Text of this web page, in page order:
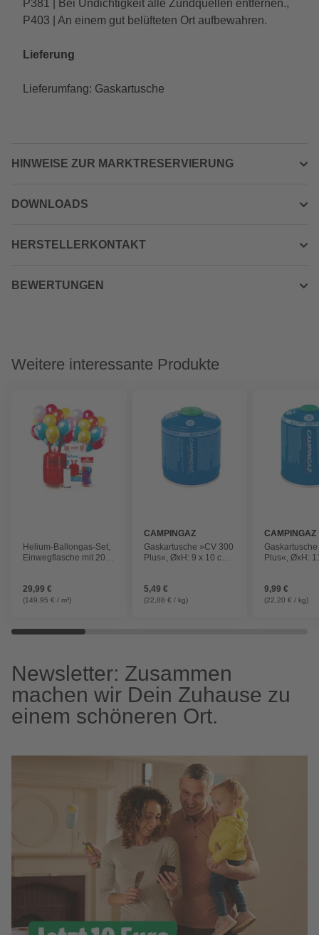
P381 | Bei Undichtigkeit alle Zündquellen entfernen.,
P403 | An einem gut belüfteten Ort aufbewahren.
Lieferung
Lieferumfang: Gaskartusche
HINWEISE ZUR MARKTRESERVIERUNG
DOWNLOADS
HERSTELLERKONTAKT
BEWERTUNGEN
Weitere interessante Produkte
Helium-Ballongas-Set,
Einwegflasche mit 200
29,99 €
(149,95 € / m³)
CAMPINGAZ
Gaskartusche »CV 300
Plus«, ØxH: 9 x 10 cm,
5,49 €
(22,88 € / kg)
CAMPINGAZ
Plus«, ØxH:
9,99 €
(22,20 € / kg)
Newsletter: Zusammen
machen wir Dein Zuhause zu
einem schöneren Ort.